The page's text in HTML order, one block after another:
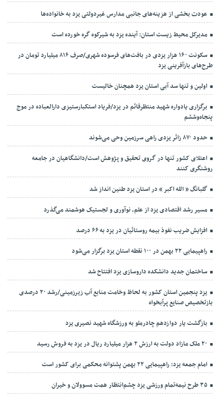
عودت بخشی از هزینه‌های جانبی مدارس غیردولتی یزد به خانواده‌ها
مدیرکل محیط زیست استان: آینده یزد به شیرکوه گره خورده است
سکونت ۱۶۰ هزار یزدی در بافت‌های فرسوده شهری/صرف ۸۱۶ میلیارد تومان در
طرح‌های بازآفرینی یزد
اولین و تنها سد آبی استان یزد همچنان خالیست
برگزاری یادواره شهید منتظرقائم در یزد/فریاد استکبارستیزی دارالعباده در موج
پنجاه‌وششم
حدود ۸۷۰ زائر یزدی راهی سرزمین وحی می‌شوند
اعتلای کشور تنها در گروی تحقیق و پژوهش است/دانشگاهیان در جامعه
روشنگری کنند
گلبانگ « الله اکبر » در استان یزد طنین انداز شد
مسیر رشد اقتصادی یزد از علم، نوآوری و لجستیک هوشمند می‌گذرد
افزایش ضریب نفوذ بیمه روستائیان در یزد به ۶۶ درصد
راهپیمایی ۲۲ بهمن در ۱۰۰ نقطه استان یزد برگزار می‌شود
ساختمان جدید دانشکده داروسازی یزد افتتاح شد
یزد پنجمین استان کشور به لحاظ وخامت منابع آب زیرزمینی/رشد ۲۰ درصدی
بازتخصیص صنایع پرآبخواه
بازگشت یار دوازدهم چادرملو به ورزشگاه شهید نصیری یزد
امام جمعه یزد: راهپیمایی ۲۲ بهمن پشتوانه محکمی برای کشور است